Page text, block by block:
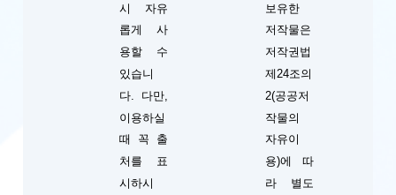
시 자유
롭게 사
용할 수
있습니
다. 다만,
이용하실
때 꼭 출
처를 표
시하시
보유한
저작물은
저작권법
제24조의
2(공공저
작물의
자유이
용)에 따
라 별도